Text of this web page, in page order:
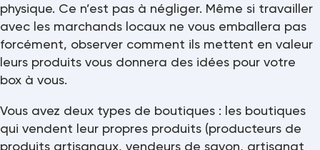
physique. Ce n’est pas à négliger. Même si travailler
avec les marchands locaux ne vous emballera pas
forcément, observer comment ils mettent en valeur
leurs produits vous donnera des idées pour votre
box à vous.
Vous avez deux types de boutiques : les boutiques
qui vendent leur propres produits (producteurs de
produits artisanaux, vendeurs de savon, artisanat